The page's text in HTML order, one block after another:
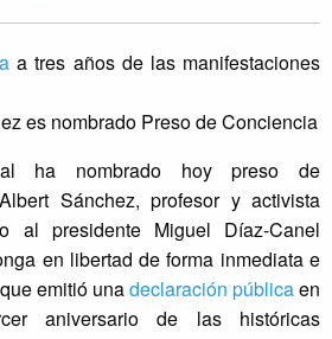
a tres años de las manifestaciones
es nombrado Preso de Conciencia
ha nombrado hoy preso de
Sánchez, profesor y activista
al presidente Miguel Díaz-Canel
en libertad de forma inmediata e
emitió unadeclaración públicaen
aniversario de las históricas